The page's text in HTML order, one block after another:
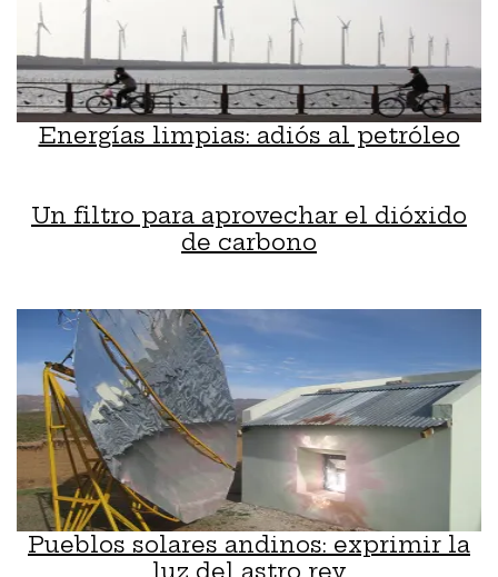
Energías limpias: adiós al petróleo
Un filtro para aprovechar el dióxido
de carbono
Pueblos solares andinos: exprimir la
luz del astro rey